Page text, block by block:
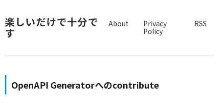
楽しいだけで十分で
す
About
Privacy
Policy
RSS
OpenAPI Generatorへのcontribute